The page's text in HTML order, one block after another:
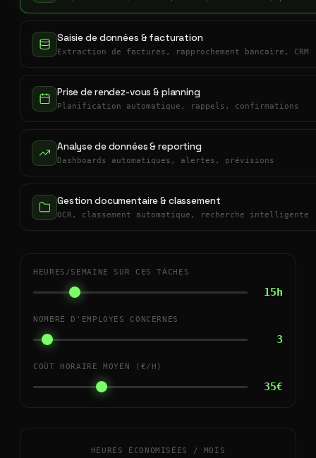
Saisie de données & facturation
Extraction de factures, rapprochement bancaire, CRM
Prise de rendez-vous & planning
Planification automatique, rappels, confirmations
Analyse de données & reporting
Dashboards automatiques, alertes, prévisions
Gestion documentaire & classement
OCR, classement automatique, recherche intelligente
HEURES/SEMAINE SUR CES TÂCHES
15h
NOMBRE D'EMPLOYÉS CONCERNÉS
3
COÛT HORAIRE MOYEN (€/H)
35€
HEURES ÉCONOMISÉES / MOIS